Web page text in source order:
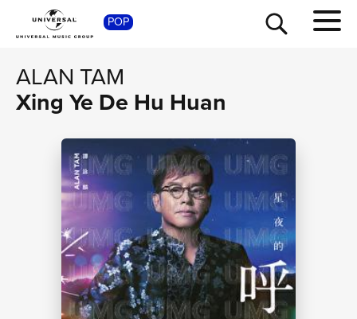
POP
ALAN TAM
Xing Ye De Hu Huan
SHOP
TOUR